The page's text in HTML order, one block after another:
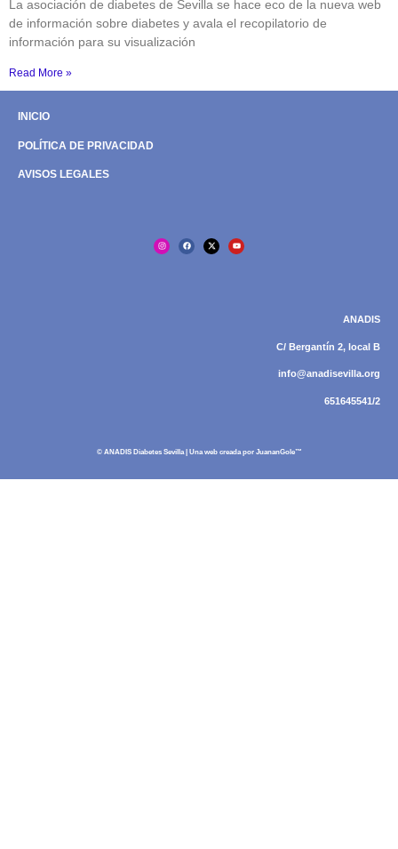
La asociación de diabetes de Sevilla se hace eco de la nueva web
de información sobre diabetes y avala el recopilatorio de
información para su visualización
Read More »
INICIO
POLÍTICA DE PRIVACIDAD
AVISOS LEGALES
ANADIS
C/ Bergantín 2, local B
info@anadisevilla.org
651645541/2
© ANADIS Diabetes Sevilla | Una web creada por JuananGole™